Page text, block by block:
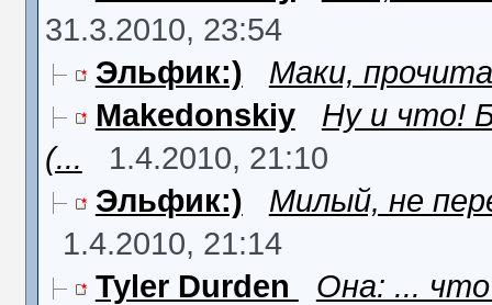
31.3.2010, 23:54
Эльфик:)
Маки,
Makedonskiy
Ну и что!
(...
1.4.2010, 21:10
Эльфик:)
Милый, не
1.4.2010, 21:14
Tyler Durden
Она: ...